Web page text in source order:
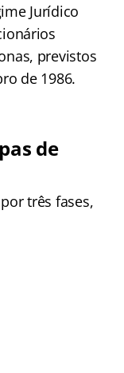
Jurídico
previstos
de 1986.
de
três fases,